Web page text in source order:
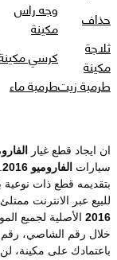
حذاف
وجه راس
مكينة
ثلاجة
مكينة
كرسي
طرمبة زيتطرمبة ماء
ان ايجاد قطع غيار
سيارات الفاروميو 2016
بتقديمه قطع ذات نوعية
للبيع عبر الانترنت
2016 الأصلية لجميع
خلال رقم الشاصي، رقم
باعتمادك على مكينة،